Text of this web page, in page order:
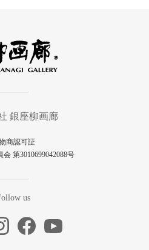
銀座柳画廊
商認可証
第3010699042088号
us